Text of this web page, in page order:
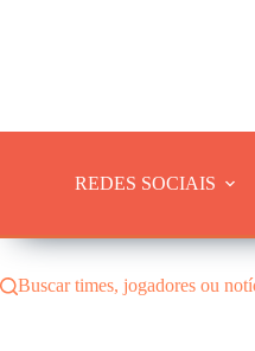
REDES SOCIAIS
Buscar times, jogadores ou